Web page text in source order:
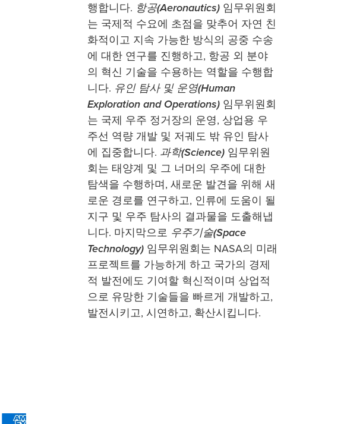
행합니다. 항공(Aeronautics)임무위원회
는 국제적 수요에 초점을 맞추어 자연 친
화적이고 지속 가능한 방식의 공중 수송
에 대한 연구를 진행하고, 항공 외 분야
의 혁신 기술을 수용하는 역할을 수행합
니다. 유인 탐사 및 운영(Human
Exploration and Operations)임무위원회
는 국제 우주 정거장의 운영, 상업용 우
주선 역량 개발 및 저궤도 밖 유인 탐사
에 집중합니다. 과학(Science)임무위원
회는 태양계 및 그 너머의 우주에 대한
탐색을 수행하며, 새로운 발견을 위해 새
로운 경로를 연구하고, 인류에 도움이 될
지구 및 우주 탐사의 결과물을 도출해냅
니다. 마지막으로 우주기술(Space
Technology)임무위원회는 NASA의 미래
프로젝트를 가능하게 하고 국가의 경제
적 발전에도 기여할 혁신적이며 상업적
으로 유망한 기술들을 빠르게 개발하고,
발전시키고, 시연하고, 확산시킵니다.